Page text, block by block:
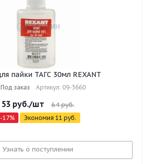
Флюс для пайки ТАГС 30мл REXANT
Под заказ Артикул: 09-3660
53 руб./шт 64руб.
-17% Экономия 11 руб.
Узнать о поступлении